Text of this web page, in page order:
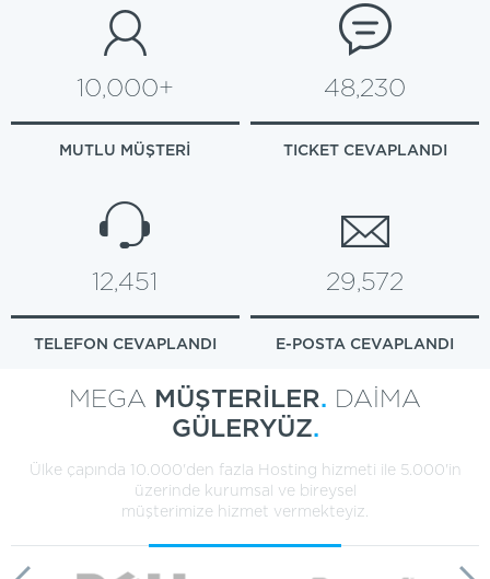
10,000+
MUTLU MÜŞTERİ
48,230
TICKET CEVAPLANDI
12,451
TELEFON CEVAPLANDI
29,572
E-POSTA CEVAPLANDI
MEGA MÜŞTERİLER. DAİMA
GÜLERYÜZ.
Ülke çapında 10.000'den fazla Hosting hizmeti ile 5.000'in
üzerinde kurumsal ve bireysel
müşterimize hizmet vermekteyiz.